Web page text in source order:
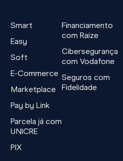
Smart
Easy
Soft
E-Commerce
Marketplace
Pay by Link
Parcela já com
UNICRE
PIX
Financiamento
com Raize
Cibersegurança
com Vodafone
Seguros com
Fidelidade